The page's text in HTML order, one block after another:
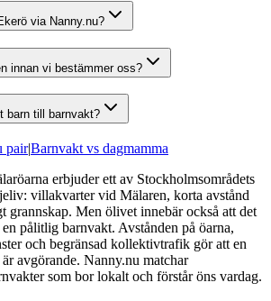
via Nanny.nu?
innan vi bestämmer oss?
barn till barnvakt?
pair|Barnvakt vs dagmamma
erbjuder ett av Stockholmsområdets
villakvarter vid Mälaren, korta avstånd
grannskap. Men ölivet innebär också att det
pålitlig barnvakt. Avstånden på öarna,
och begränsad kollektivtrafik gör att en
avgörande. Nanny.nu matchar
som bor lokalt och förstår öns vardag.